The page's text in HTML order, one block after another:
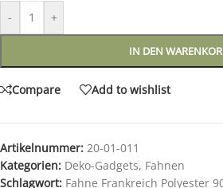
- +
IN DEN
Compare Add to wishlist
Artikelnummer: 20-01-011
Kategorien: Deko-Gadgets, Fahnen
Schlagwort: Fahne Frankreich Polyester